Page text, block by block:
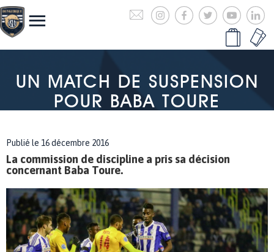
UN MATCH DE SUSPENSION
POUR BABA TOURE
Publié le 16 décembre 2016
La commission de discipline a pris sa décision
concernant Baba Toure.